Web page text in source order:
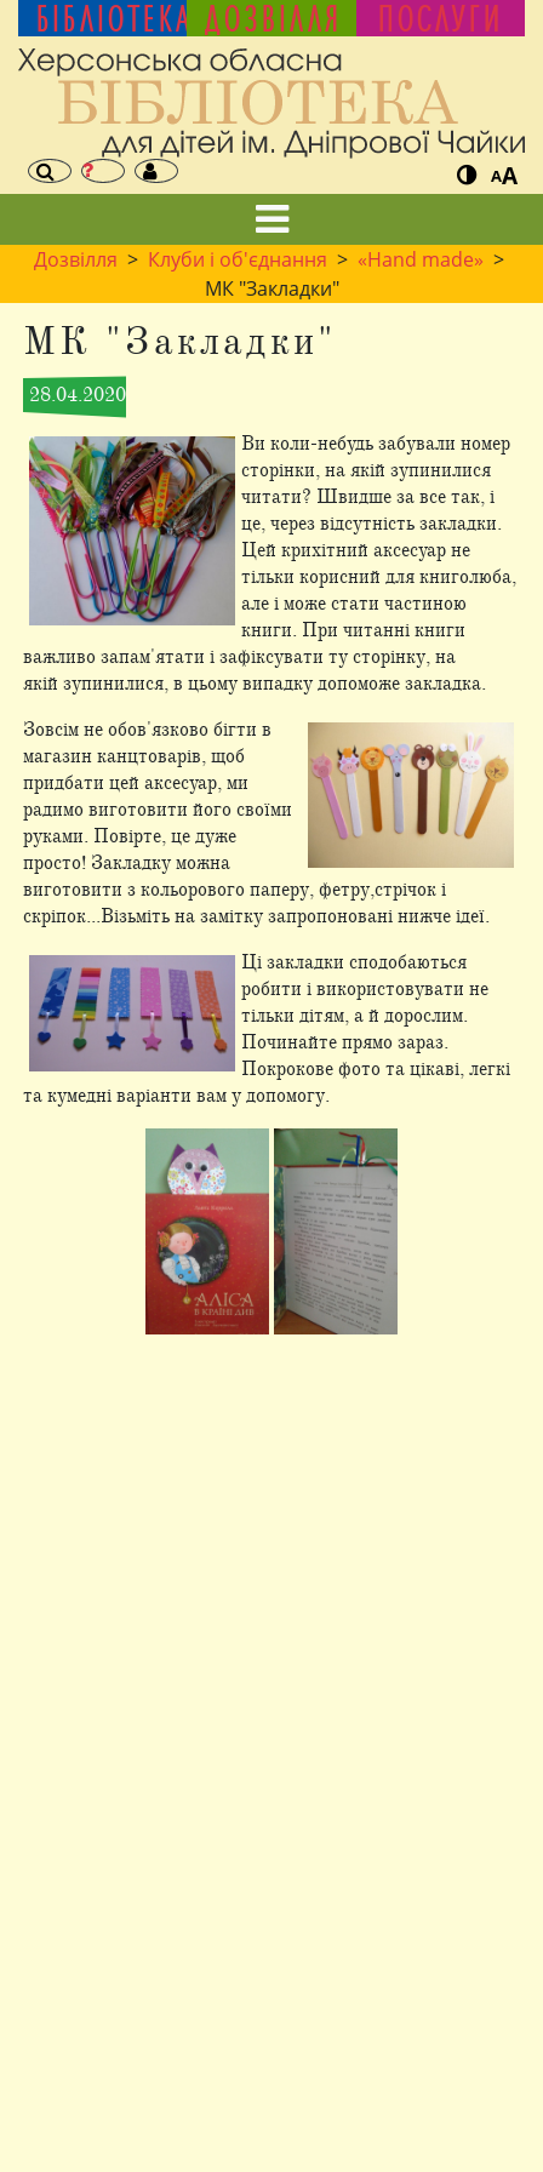
БІБЛІОТЕКА ДОЗВІЛЛЯ ПОСЛУГИ
AA
Дозвілля > Клуби і об'єднання > «Hand made» >
МК "Закладки"
МК "Закладки"
28.04.2020
Ви коли-небудь забували номер
сторінки, на якій зупинилися
читати? Швидше за все так, і
це, через відсутність закладки.
Цей крихітний аксесуар не
тільки корисний для книголюба,
але і може стати частиною
книги. При читанні книги
важливо запам'ятати і зафіксувати ту сторінку, на
якій зупинилися, в цьому випадку допоможе закладка.
Зовсім не обов'язково бігти в
магазин канцтоварів, щоб
придбати цей аксесуар, ми
радимо виготовити його своїми
руками. Повірте, це дуже
просто! Закладку можна
виготовити з кольорового паперу, фетру,стрічок і
скріпок...Візьміть на замітку запропоновані нижче ідеї.
Ці закладки сподобаються
робити і використовувати не
тільки дітям, а й дорослим.
Починайте прямо зараз.
Покрокове фото та цікаві, легкі
та кумедні варіанти вам у допомогу.